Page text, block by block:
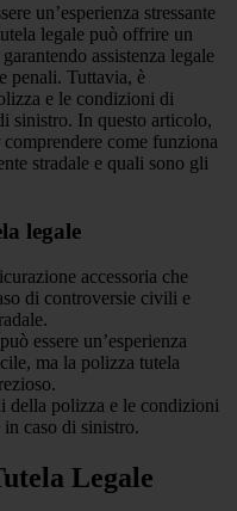
un’esperienza stressante
legale può offrire un
assistenza legale
penali. Tuttavia, è
e le condizioni di
sinistro. In questo articolo,
come funziona
stradale e quali sono gli
legale
accessoria che
di controversie civili e
essere un’esperienza
ma la polizza tutela
della polizza e le condizioni
in caso di sinistro.
Legale